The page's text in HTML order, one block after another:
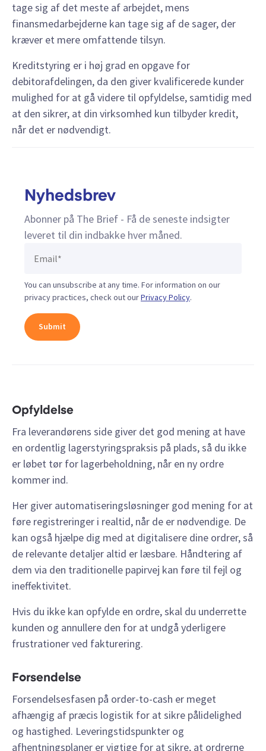
tage sig af det meste af arbejdet, mens
finansmedarbejderne kan tage sig af de sager, der
kræver et mere omfattende tilsyn.
Kreditstyring er i høj grad en opgave for
debitorafdelingen, da den giver kvalificerede kunder
mulighed for at gå videre til opfyldelse, samtidig med
at den sikrer, at din virksomhed kun tilbyder kredit,
når det er nødvendigt.
Nyhedsbrev
Abonner på The Brief - Få de seneste indsigter
leveret til din indbakke hver måned.
You can unsubscribe at any time. For information on our
privacy practices, check out ourPrivacy Policy.
Opfyldelse
Fra leverandørens side giver det god mening at have
en ordentlig lagerstyringspraksis på plads, så du ikke
er løbet tør for lagerbeholdning, når en ny ordre
kommer ind.
Her giver automatiseringsløsninger god mening for at
føre registreringer i realtid, når de er nødvendige. De
kan også hjælpe dig med at digitalisere dine ordrer, så
de relevante detaljer altid er læsbare. Håndtering af
dem via den traditionelle papirvej kan føre til fejl og
ineffektivitet.
Hvis du ikke kan opfylde en ordre, skal du underrette
kunden og annullere den for at undgå yderligere
frustrationer ved fakturering.
Forsendelse
Forsendelsesfasen på order-to-cash er meget
afhængig af præcis logistik for at sikre pålidelighed
og hastighed. Leveringstidspunkter og
afhentningsplaner er vigtige for at sikre, at ordrerne